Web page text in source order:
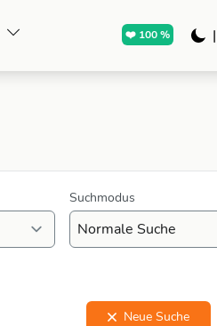
❤️ 100 % |
Suchmodus
Neue Suche